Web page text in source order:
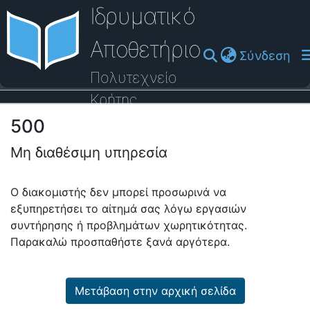
Ιδρυματικό
Αποθετήριο
Πολυτεχνείο
Κρήτης
Σύνδεση
Οδηγός Βοήθειας
500
Μη διαθέσιμη υπηρεσία
Ο διακομιστής δεν μπορεί προσωρινά να
εξυπηρετήσει το αίτημά σας λόγω εργασιών
συντήρησης ή προβλημάτων χωρητικότητας.
Παρακαλώ προσπαθήστε ξανά αργότερα.
Μετάβαση στην αρχική σελίδα